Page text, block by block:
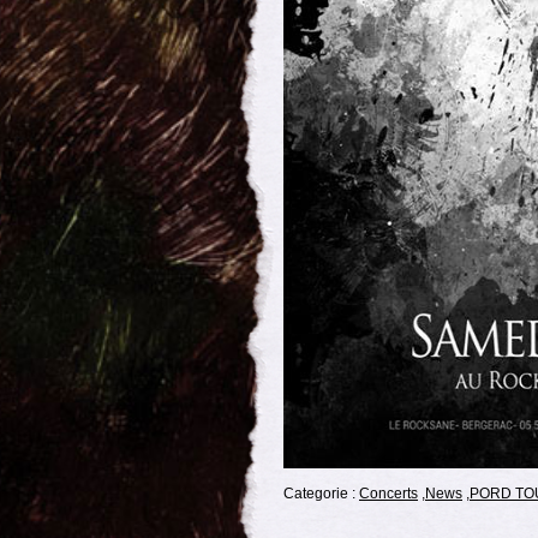
Categorie : Concerts ,News ,PORD